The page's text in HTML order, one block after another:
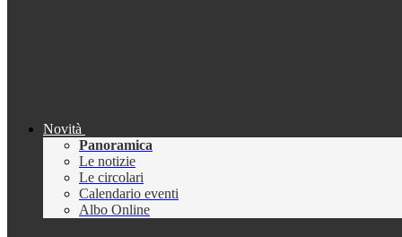
Novità
Panoramica
Le notizie
Le circolari
Calendario eventi
Albo Online